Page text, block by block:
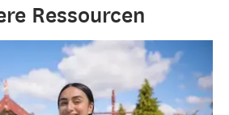
Ressourcen